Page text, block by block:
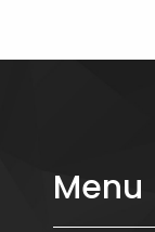
Menu